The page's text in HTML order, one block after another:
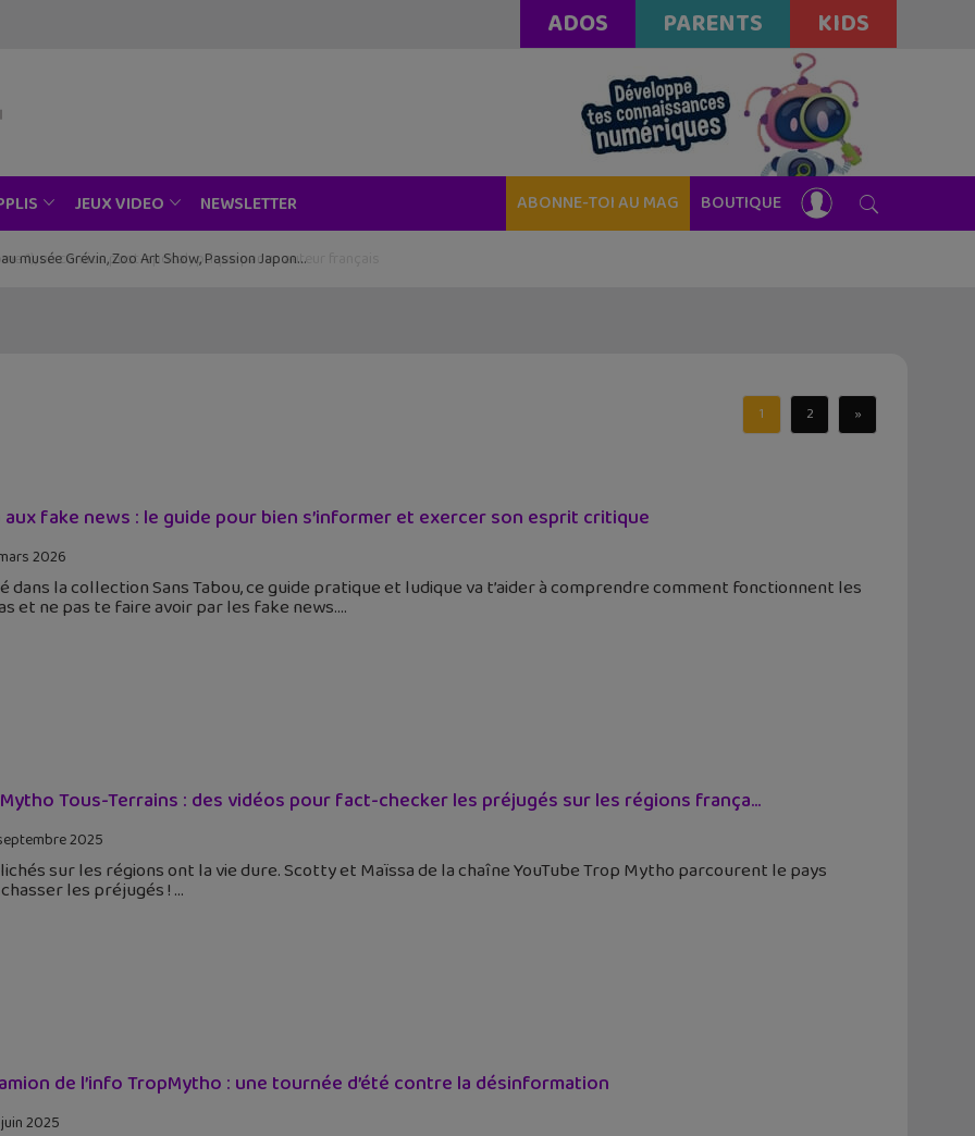
ADOS PARENTS KIDS
JEUX VIDEO NEWSLETTER ABONNE-TOI AU MAG BOUTIQUE
musée Grévin, Zoo Art Show, Passion Japon…
1 2 »
fake news : le guide pour bien s’informer et exercer son esprit critique
2026
dans la collection Sans Tabou, ce guide pratique et ludique va t’aider à comprendre comment fonctionnent les
et ne pas te faire avoir par les fake news.
Tous-Terrains : des vidéos pour fact-checker les préjugés sur les régions frança...
2025
sur les régions ont la vie dure. Scotty et Maïssa de la chaîne YouTube Trop Mytho parcourent le pays
les préjugés !
de l’info TropMytho : une tournée d’été contre la désinformation
2025